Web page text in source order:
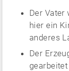
Der Vater
hier ein
anderes
Der